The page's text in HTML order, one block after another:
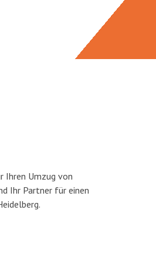
Ihren Umzug von
Ihr Partner für einen